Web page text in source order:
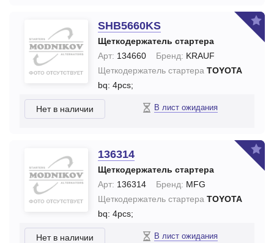
SHB5660KS
Щеткодержатель стартера
Арт: 134660 Бренд: KRAUF
Щеткодержатель стартера TOYOTA
bq: 4pcs;
Нет в наличии В лист ожидания
136314
Щеткодержатель стартера
Арт: 136314 Бренд: MFG
Щеткодержатель стартера TOYOTA
bq: 4pcs;
Нет в наличии В лист ожидания